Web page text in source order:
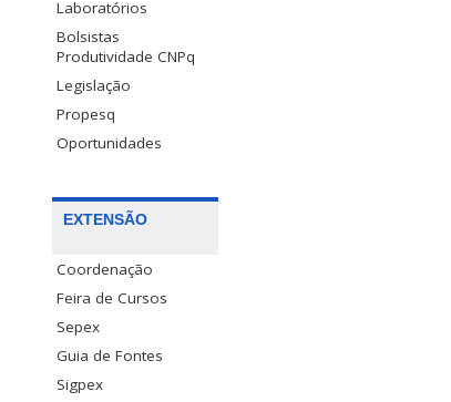
Laboratórios
Bolsistas
Produtividade CNPq
Legislação
Propesq
Oportunidades
EXTENSÃO
Coordenação
Feira de Cursos
Sepex
Guia de Fontes
Sigpex